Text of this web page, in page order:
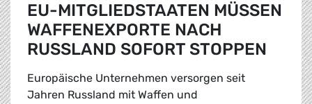
EU-MITGLIEDSTAATEN MÜSSEN
WAFFENEXPORTE NACH
RUSSLAND SOFORT STOPPEN
Europäische Unternehmen versorgen seit
Jahren Russland mit Waffen und